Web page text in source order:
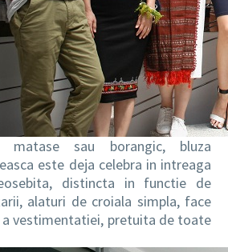
matase sau borangic, bluza
este deja celebra in intreaga
distincta in functie de
alaturi de croiala simpla, face
a vestimentatiei, pretuita de toate